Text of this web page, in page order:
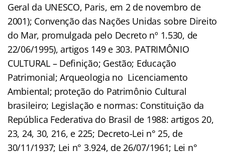
Geral da UNESCO, Paris, em 2 de novembro de
2001); Convenção das Nações Unidas sobre Direito
do Mar, promulgada pelo Decreto nº 1.530, de
22/06/1995), artigos 149 e 303. PATRIMÔNIO
CULTURAL – Definição; Gestão; Educação
Patrimonial; Arqueologia no Licenciamento
Ambiental; proteção do Patrimônio Cultural
brasileiro; Legislação e normas: Constituição da
República Federativa do Brasil de 1988: artigos 20,
23, 24, 30, 216, e 225; Decreto-Lei n° 25, de
30/11/1937; Lei n° 3.924, de 26/07/1961; Lei n°